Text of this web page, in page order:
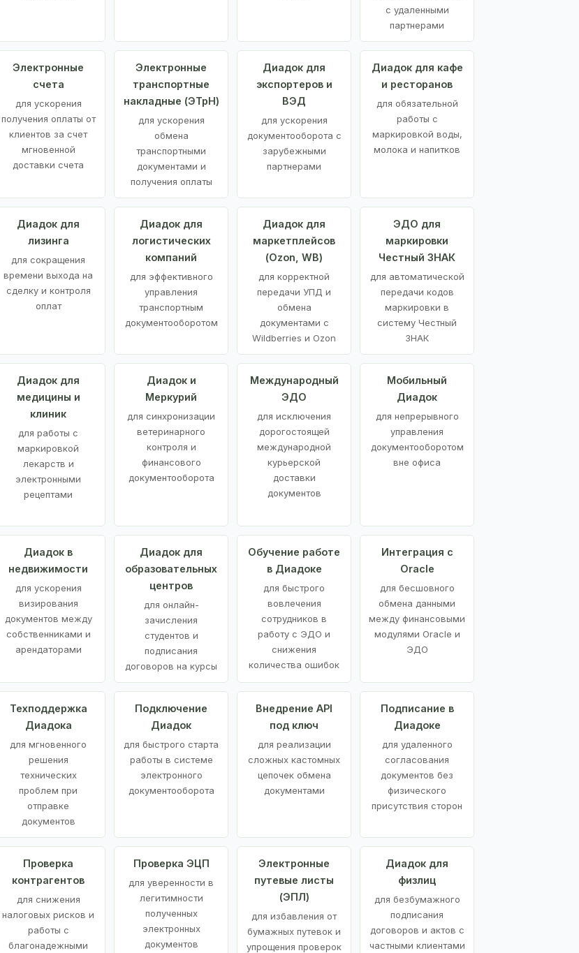
с удаленными
партнерами
Электронные
счета
для ускорения
получения оплаты от
клиентов за счет
мгновенной
доставки счета
Электронные
транспортные
накладные (ЭТрН)
для ускорения
обмена
транспортными
документами и
получения оплаты
Диадок для
экспортеров и
ВЭД
для ускорения
документооборота с
зарубежными
партнерами
Диадок для кафе
и ресторанов
для обязательной
работы с
маркировкой воды,
молока и напитков
Диадок для
лизинга
для сокращения
времени выхода на
сделку и контроля
оплат
Диадок для
логистических
компаний
для эффективного
управления
транспортным
документооборотом
Диадок для
маркетплейсов
(Ozon, WB)
для корректной
передачи УПД и
обмена
документами с
Wildberries и Ozon
ЭДО для
маркировки
Честный ЗНАК
для автоматической
передачи кодов
маркировки в
систему Честный
ЗНАК
Диадок для
медицины и
клиник
для работы с
маркировкой
лекарств и
электронными
рецептами
Диадок и
Меркурий
для синхронизации
ветеринарного
контроля и
финансового
документооборота
Международный
ЭДО
для исключения
дорогостоящей
международной
курьерской
доставки
документов
Мобильный
Диадок
для непрерывного
управления
документооборотом
вне офиса
Диадок в
недвижимости
для ускорения
визирования
документов между
собственниками и
арендаторами
Диадок для
образовательных
центров
для онлайн-
зачисления
студентов и
подписания
договоров на курсы
Обучение работе
в Диадоке
для быстрого
вовлечения
сотрудников в
работу с ЭДО и
снижения
количества ошибок
Интеграция с
Oracle
для бесшовного
обмена данными
между финансовыми
модулями Oracle и
ЭДО
Техподдержка
Диадока
для мгновенного
решения
технических
проблем при
отправке
документов
Подключение
Диадок
для быстрого старта
работы в системе
электронного
документооборота
Внедрение API
под ключ
для реализации
сложных кастомных
цепочек обмена
документами
Подписание в
Диадоке
для удаленного
согласования
документов без
физического
присутствия сторон
Проверка
контрагентов
для снижения
налоговых рисков и
работы с
благонадежными
Проверка ЭЦП
для уверенности в
легитимности
полученных
электронных
документов
Электронные
путевые листы
(ЭПЛ)
для избавления от
бумажных путевок и
упрощения проверок
Диадок для
физлиц
для безбумажного
подписания
договоров и актов с
частными клиентами